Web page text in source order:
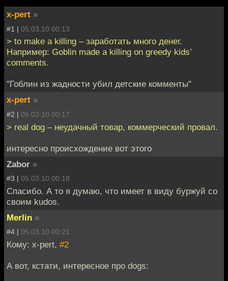
x-pert »
#1 | 05.03.10 00:13
> to make a killing – заработать много денег.
Например: Goblin made a killing on greedy kids’
comments.
"Гоблин из жадности убил детские комменты"
x-pert »
#2 | 05.03.10 00:17
> real dog – неудачный товар, коммерческий провал.
интересно происхождение вот этого
Zabor »
#3 | 05.03.10 00:18
Спасибо. А то я думаю, что имеет в виду буржуй со
своим kudos.
Merlin »
#4 | 05.03.10 00:21
Кому: x-pert, #2
А вот, кстати, интересное про dogs: